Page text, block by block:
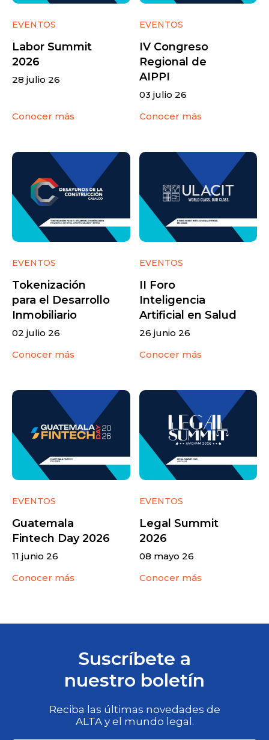
EVENTOS
Labor Summit
2026
28 julio 26
Conocer más
EVENTOS
IV Congreso
Regional de
AIPPI
03 julio 26
Conocer más
EVENTOS
Tokenización
para el Desarrollo
Inmobiliario
02 julio 26
Conocer más
EVENTOS
II Foro
Inteligencia
Artificial en Salud
26 junio 26
Conocer más
EVENTOS
Guatemala
Fintech Day 2026
11 junio 26
Conocer más
EVENTOS
Legal Summit
2026
08 mayo 26
Conocer más
Suscríbete a
nuestro boletín
Reciba las últimas novedades de
ALTA y el mundo legal.